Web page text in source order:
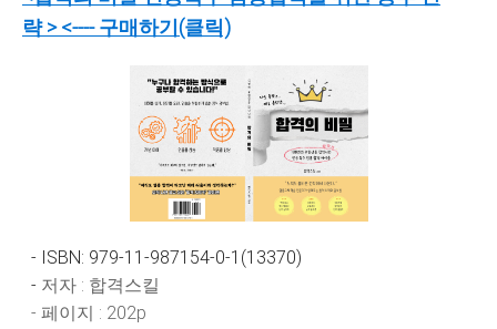
략 ><---- 구매하기(클릭)
- ISBN: 979-11-987154-0-1(13370)
- 저자 : 합격스킬
- 페이지 : 202p